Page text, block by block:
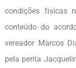
condições físicas
conteúdo do
vereador Marcos
pela perita